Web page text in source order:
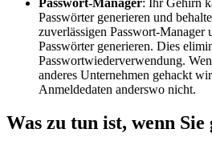
Passwörter generieren und
zuverlässigen Passwort-Manager
Passwörter generieren. Dies
Passwortwiederverwendung.
anderes Unternehmen gehackt
Anmeldedaten anderswo nicht.
Was zu tun ist, wenn